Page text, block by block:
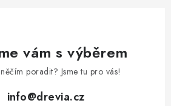
vám s výběrem
poradit? Jsme tu pro vás!
info@drevia.cz